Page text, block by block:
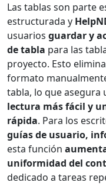
Las tablas son parte
estructurada y
usuarios guardar y
de tabla para las
proyecto. Esto
formato
tabla, lo que asegura
lectura más fácil y
rápida. Para los
guías de usuario,
esta función
uniformidad del
dedicado a tareas